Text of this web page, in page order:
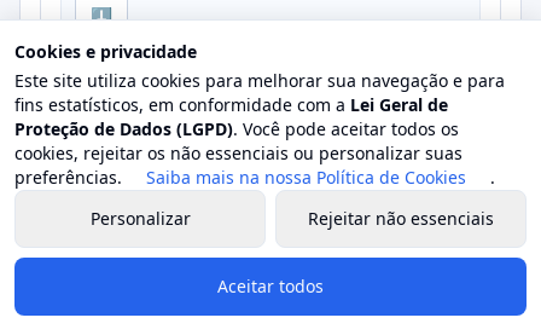
⬇
Aviso de Reabertura P.P 10-22 - FASE DE
LANCES
⬇
ATA DO PREGÃO 10-2022e ⬇
Cookies e privacidade
Este site utiliza cookies para melhorar sua navegação e para
fins estatísticos, em conformidade com a Lei Geral de
Proteção de Dados (LGPD). Você pode aceitar todos os
cookies, rejeitar os não essenciais ou personalizar suas
preferências.
Saiba mais na nossa Política de Cookies
.
Personalizar
Rejeitar não essenciais
Aceitar todos